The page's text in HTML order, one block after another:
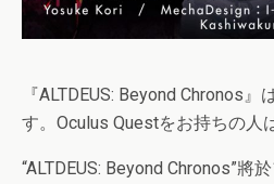
『ALTDEUS: Beyond Chronos
す。Oculus Questをお持ちの人
“ALTDEUS: Beyond Chronos”將